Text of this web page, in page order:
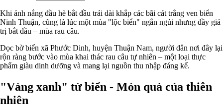
Khi ánh nắng đầu hè bắt đầu trải dài khắp các bãi cát trắng ven biển
Ninh Thuận, cũng là lúc một mùa "lộc biển" ngắn ngủi nhưng đầy giá
trị bắt đầu – mùa rau câu.
Dọc bờ biển xã Phước Dinh, huyện Thuận Nam, người dân nơi đây lại
rộn ràng bước vào mùa khai thác rau câu tự nhiên – một loại thực
phẩm giàu dinh dưỡng và mang lại nguồn thu nhập đáng kể.
"Vàng xanh" từ biển - Món quà của thiên
nhiên